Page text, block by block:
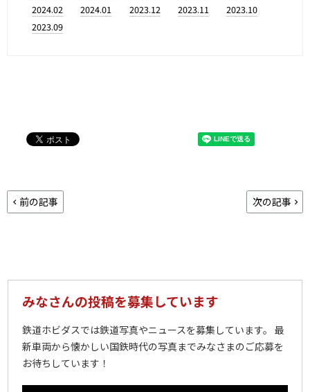
2024.02
2024.01 2023.12 2023.11
2023.10
2023.09
前の記事 次の記事
みなさんの投稿を募集しています
鉄道ホビダスでは鉄道写真やニュースを募集しています。 最
新車両から懐かしい国鉄時代の写真までみなさまのご応募を
お待ちしています！